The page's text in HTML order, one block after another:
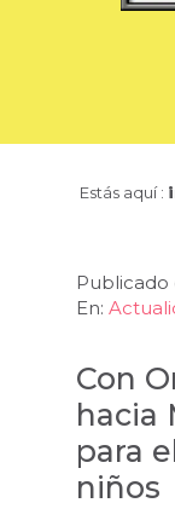
Estás aquí :
Publicado
En:
Con
hacia
para
niños